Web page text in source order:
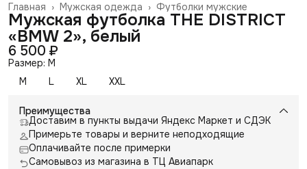
Футболки мужские
Мужская одежда ›
Главная ›
Мужская футболка THE DISTRICT
«BMW 2», белый
6 500 ₽
Размер: M
M
L XL XXL
Преимущества
Доставим в пункты выдачи Яндекс Маркет и СДЭК
Примерьте товары и верните неподходящие
Оплачивайте после примерки
Самовывоз из магазина в ТЦ Авиапарк